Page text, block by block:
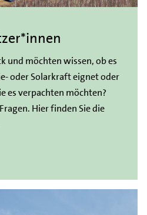
und möchten wissen, ob es
oder Solarkraft eignet oder
es verpachten möchten?
Hier finden Sie die